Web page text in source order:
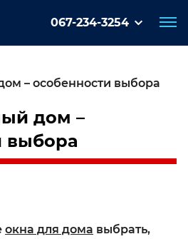
067-234-3254
– особенности выбора
дом –
выбора
окна для дома выбрать,